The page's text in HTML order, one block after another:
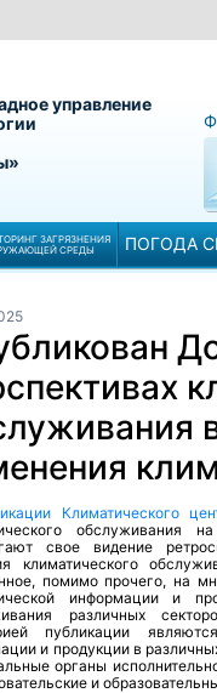
управление
ЗАГРЯЗНЕНИЯ
СРЕДЫ
ПОГОДА
Климатического
обслуживания
свое видение
климатического
помимо прочего, на
информации и
различных
публикации
и продукции в
органы
и